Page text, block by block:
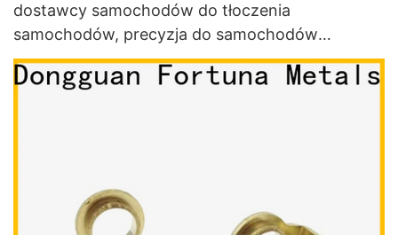
dostawcy samochodów do tłoczenia
samochodów, precyzja do samochodów
elektrycznych Fortuna